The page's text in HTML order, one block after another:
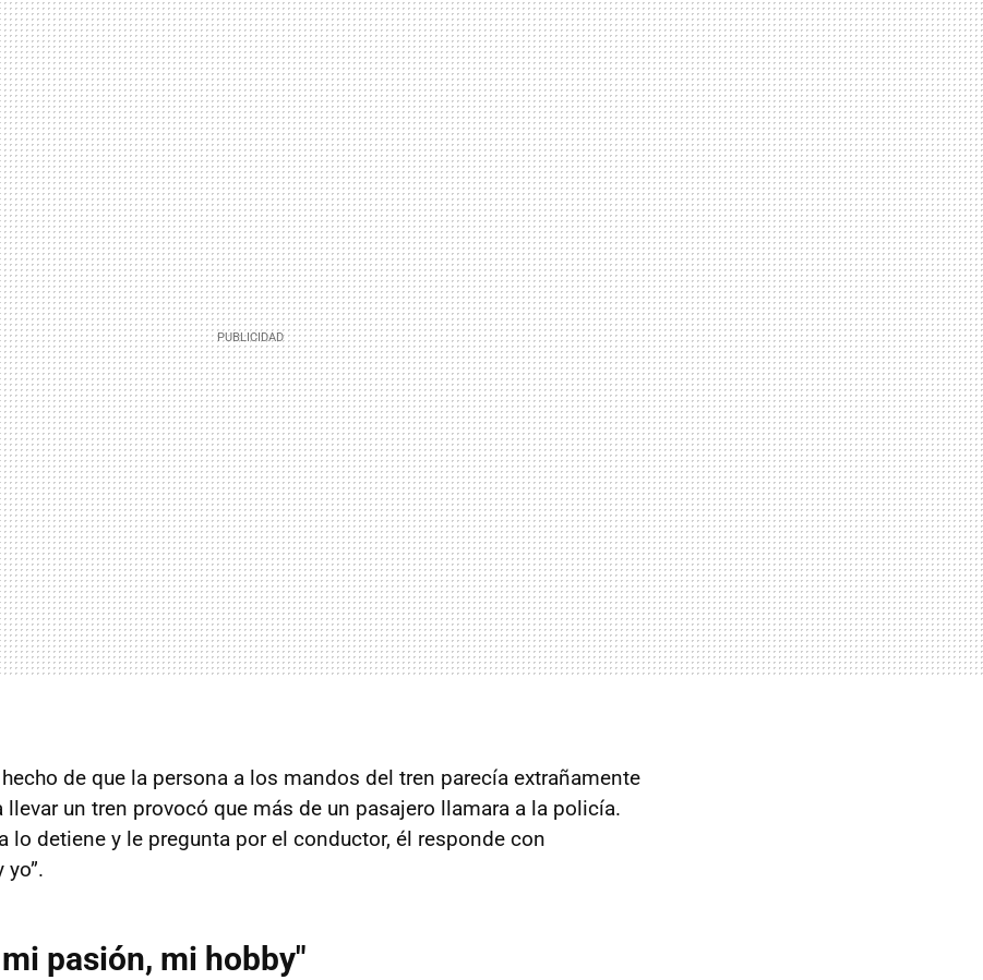
de que la persona a los mandos del tren parecía extrañamente
llevar un tren provocó que más de un pasajero llamara a la policía.
lo detiene y le pregunta por el conductor, él responde con
yo”.
pasión, mi hobby"